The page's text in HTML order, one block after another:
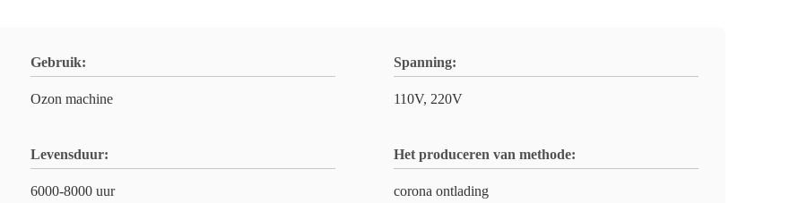
Gebruik:
Ozon machine
Spanning:
110V, 220V
Levensduur:
6000-8000 uur
Het produceren van methode:
corona ontlading